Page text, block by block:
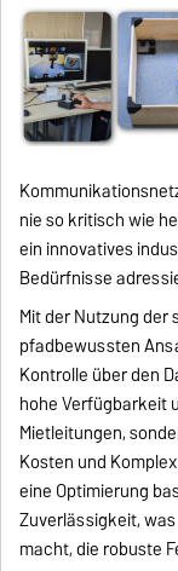
nie so kritisch wie
ein innovatives
Bedürfnisse
Mit der Nutzung
pfadbewussten
Kontrolle über den
hohe Verfügbarkeit
Mietleitungen,
Kosten und
eine Optimierung
Zuverlässigkeit,
macht, die robuste